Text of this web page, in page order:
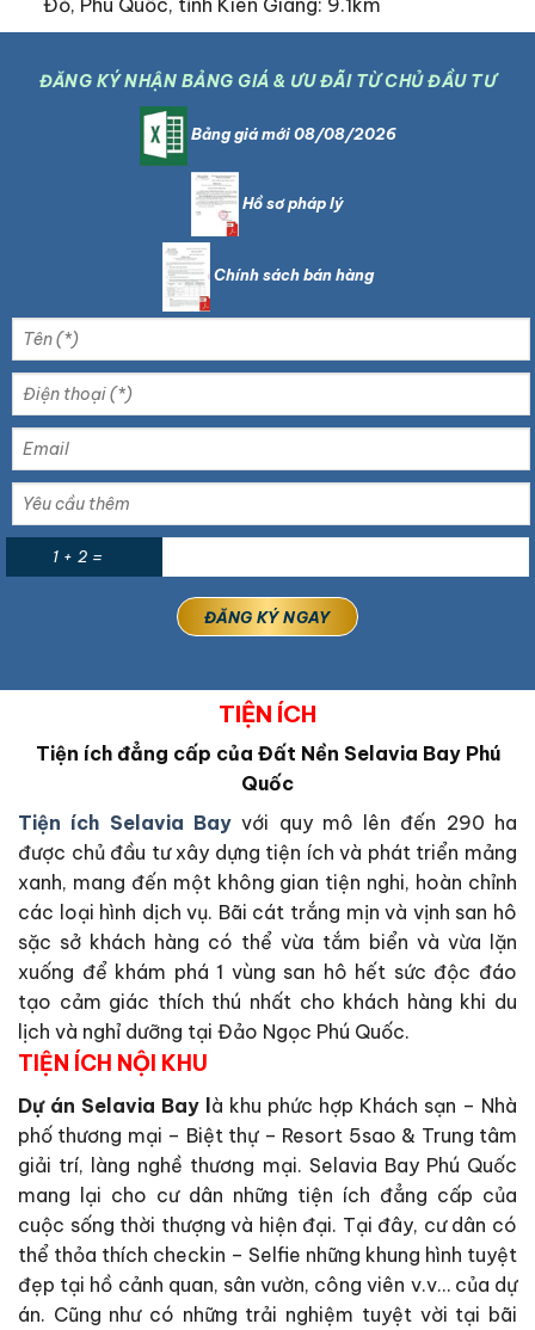
Đỏ, Phú Quốc, tỉnh Kiên Giang: 9.1km
ĐĂNG KÝ NHẬN BẢNG GIÁ & ƯU ĐÃI TỪ CHỦ ĐẦU TƯ
Bảng giá mới 08/08/2026
Hồ sơ pháp lý
Chính sách bán hàng
1 + 2 =
TIỆN ÍCH
Tiện ích đẳng cấp của Đất Nền Selavia Bay Phú
Quốc
Tiện ích Selavia Bayvới quy mô lên đến 290 ha
được chủ đầu tư xây dựng tiện ích và phát triển mảng
xanh, mang đến một không gian tiện nghi, hoàn chỉnh
các loại hình dịch vụ. Bãi cát trắng mịn và vịnh san hô
sặc sở khách hàng có thể vừa tắm biển và vừa lặn
xuống để khám phá 1 vùng san hô hết sức độc đáo
tạo cảm giác thích thú nhất cho khách hàng khi du
lịch và nghỉ dưỡng tại Đảo Ngọc Phú Quốc.
TIỆN ÍCH NỘI KHU
Dự án Selavia Bay l à khu phức hợp Khách sạn – Nhà
phố thương mại – Biệt thự – Resort 5sao & Trung tâm
giải trí, làng nghề thương mại. Selavia Bay Phú Quốc
mang lại cho cư dân những tiện ích đẳng cấp của
cuộc sống thời thượng và hiện đại. Tại đây, cư dân có
thể thỏa thích checkin – Selfie những khung hình tuyệt
đẹp tại hồ cảnh quan, sân vườn, công viên v.v… của dự
án. Cũng như có những trải nghiệm tuyệt vời tại bãi